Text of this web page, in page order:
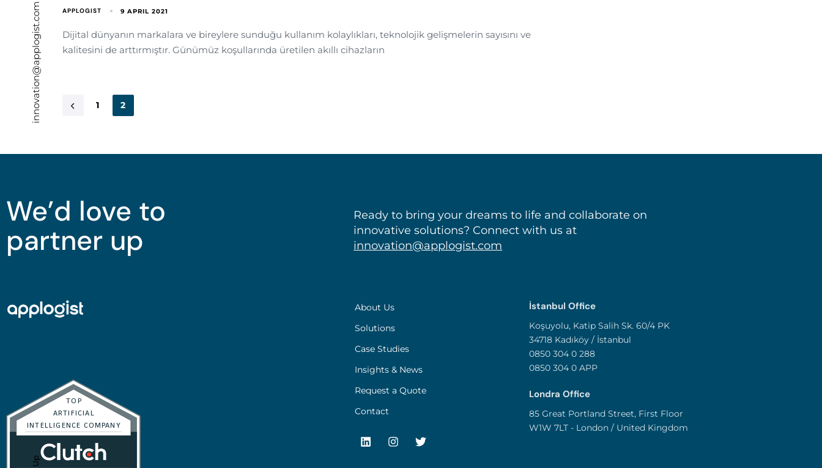
innovation@applogist.com APPLOGIST 9 APRIL 2021
Dijital dünyanın markalara ve bireylere sunduğu kullanım kolaylıkları, teknolojik gelişmelerin sayısını ve
kalitesini de arttırmıştır. Günümüz koşullarında üretilen akıllı cihazların
1 2
We’d love to
partner up
Ready to bring your dreams to life and collaborate on
innovative solutions? Connect with us at
innovation@applogist.com
About Us
Solutions
Case Studies
Insights & News
Request a Quote
Contact
İstanbul Office
Koşuyolu, Katip Salih Sk. 60/4 PK
34718 Kadıköy / İstanbul
0850 304 0 288
0850 304 0 APP
Londra Office
85 Great Portland Street, First Floor
W1W 7LT - London / United Kingdom